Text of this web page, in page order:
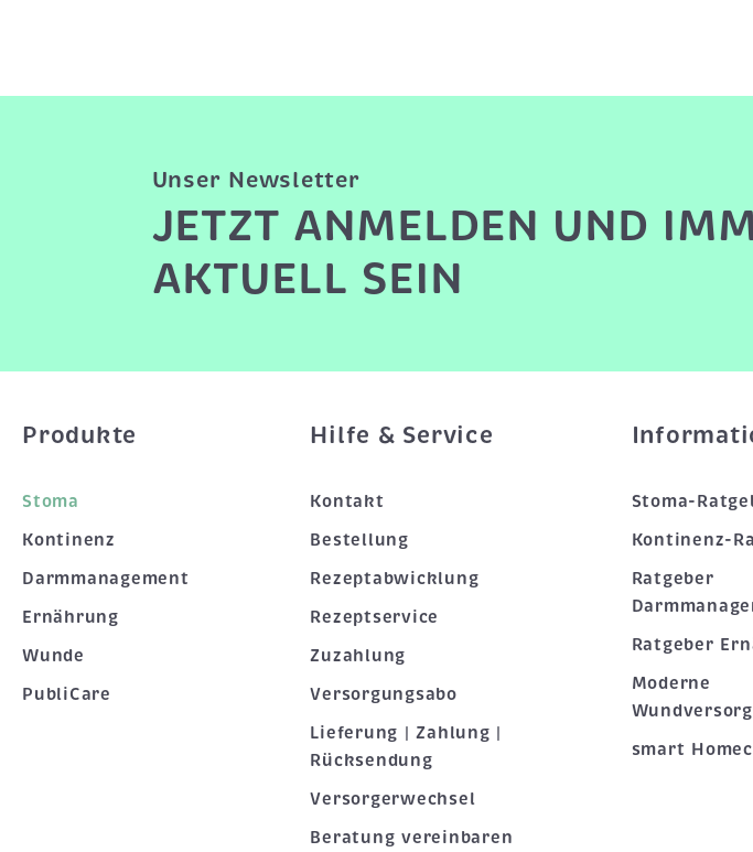
Unser Newsletter
JETZT ANMELDEN UND
AKTUELL SEIN
Produkte
Stoma
Kontinenz
Darmmanagement
Ernährung
Wunde
PubliCare
Hilfe & Service
Kontakt
Bestellung
Rezeptabwicklung
Rezeptservice
Zuzahlung
Versorgungsabo
Lieferung | Zahlung |
Rücksendung
Versorgerwechsel
Beratung vereinbaren
Stoma-
Kontinenz-
Ratgeber
Ratgeber
Moderne
smart